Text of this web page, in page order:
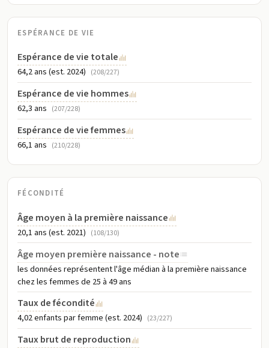
ESPÉRANCE DE VIE
Espérance de vie totale
64,2 ans (est. 2024) (208/227)
Espérance de vie hommes
62,3 ans (207/228)
Espérance de vie femmes
66,1 ans (210/228)
FÉCONDITÉ
Âge moyen à la première naissance
20,1 ans (est. 2021) (108/130)
Âge moyen première naissance - note
les données représentent l'âge médian à la première naissance
chez les femmes de 25 à 49 ans
Taux de fécondité
4,02 enfants par femme (est. 2024) (23/227)
Taux brut de reproduction